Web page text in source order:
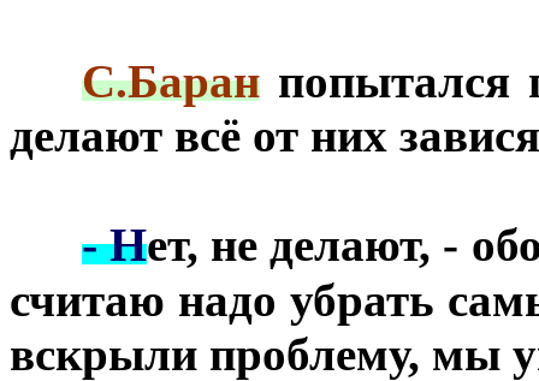
С.Баран попытался
делают всё от них
- Нет, не делают, -
считаю надо убрать
вскрыли проблему, мы